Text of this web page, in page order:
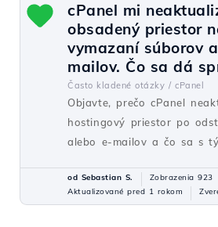
cPanel mi
obsadený priestor
vymazaní súborov
mailov. Čo sa dá
Často kladené otázky / cPanel
Objavte, prečo cPanel
hostingový priestor po
alebo e-mailov a čo sa s
od Sebastian S.
Zobrazenia 923
Aktualizované pred 1 rokom